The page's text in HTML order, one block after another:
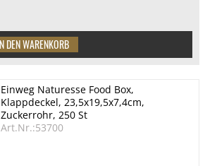
Einweg Naturesse Food Box,
Klappdeckel, 23,5x19,5x7,4cm,
Zuckerrohr, 250 St
Art.Nr.:53700